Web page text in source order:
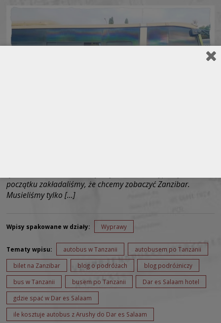
początku zakładaliśmy, że chcemy zobaczyć Zanzibar.
Musieliśmy tylko […]
Wpisy spakowane w działy: Wyprawy
Tematy wpisu: autobus w Tanzanii autobusem po Tanzanii
bilet na Zanzibar blog o podróżach blog podróżniczy
bus w Tanzanii busem po Tanzanii Dar es Salaam hotel
gdzie spać w Dar es Salaam
ile kosztuje autobus z Arushy do Dar es Salaam